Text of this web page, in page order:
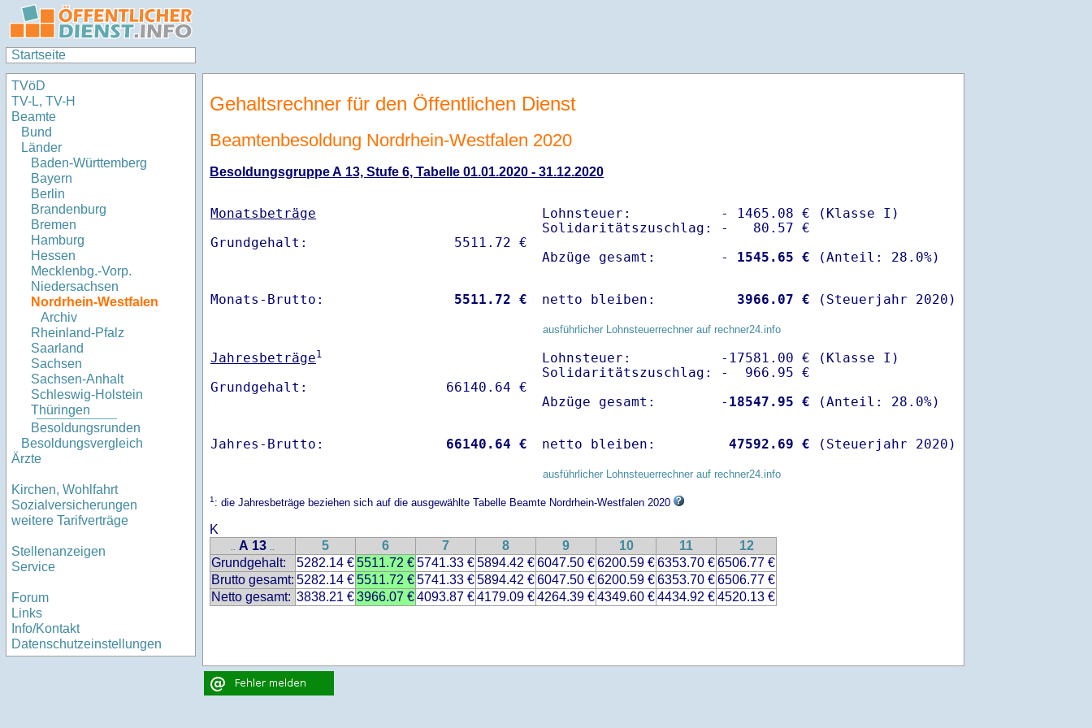
Startseite
TVöD
TV-L, TV-H
Beamte
Bund
Länder
Baden-Württemberg
Bayern
Berlin
Brandenburg
Bremen
Hamburg
Hessen
Mecklenbg.-Vorp.
Niedersachsen
Nordrhein-Westfalen
Archiv
Rheinland-Pfalz
Saarland
Sachsen
Sachsen-Anhalt
Schleswig-Holstein
Thüringen
Besoldungsrunden
Besoldungsvergleich
Ärzte
Kirchen, Wohlfahrt
Sozialversicherungen
weitere Tarifverträge
Stellenanzeigen
Service
Forum
Links
Info/Kontakt
Datenschutzeinstellungen
Gehaltsrechner für den Öffentlichen Dienst
Beamtenbesoldung Nordrhein-Westfalen 2020
Besoldungsgruppe A 13, Stufe 6, Tabelle 01.01.2020 - 31.12.2020
Monatsbeträge
Lohnsteuer:           - 1465.08 € (Klasse I)
Solidaritätszuschlag: -   80.57 €
Abzüge gesamt:        -
1545.65 €
Monats-Brutto: 5511.72 € netto bleiben: 3966.07 € (Steuerjahr 2020)
ausführlicher Lohnsteuerrechner auf rechner24.info
Jahresbeträge1
Lohnsteuer:           -17581.00 € (Klasse I)
Solidaritätszuschlag: -  966.95 €
Abzüge gesamt:        - 18547.95 €
Jahres-Brutto: 66140.64 € netto bleiben: 47592.69 € (Steuerjahr 2020)
ausführlicher Lohnsteuerrechner auf rechner24.info
1: die Jahresbeträge beziehen sich auf die ausgewählte Tabelle Beamte Nordrhein-Westfalen 2020
K
.. A 13 .. 5 6 7 8 9 10 11
12
Grundgehalt:
5282.14 €5511.72 €5741.33 €5894.42 €6047.50 €6200.59 €6353.70 €6506.77 €
Brutto gesamt: 5282.14 €5511.72 €5741.33 €5894.42 €6047.50 €6200.59 €6353.70 €6506.77 €
Netto gesamt: 3838.21 €3966.07 €4093.87 €4179.09 €4264.39 €4349.60 €4434.92 €4520.13 €